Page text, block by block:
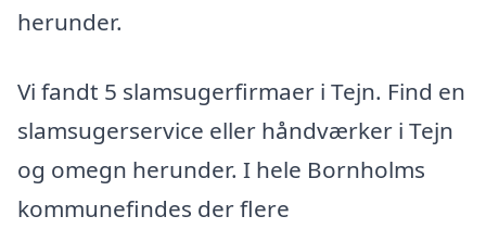
herunder.
Vi fandt 5 slamsugerfirmaer i Tejn. Find en
slamsugerservice eller håndværker i Tejn
og omegn herunder. I hele Bornholms
kommunefindes der flere